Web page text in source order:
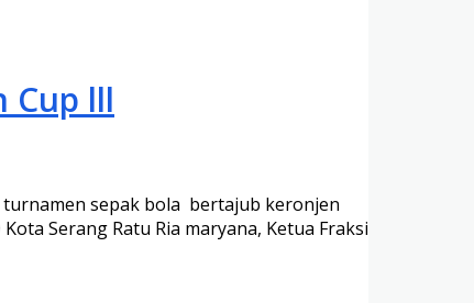
Cup lll
turnamen sepak bola bertajub keronjen
Serang Ratu Ria maryana, Ketua Fraksi